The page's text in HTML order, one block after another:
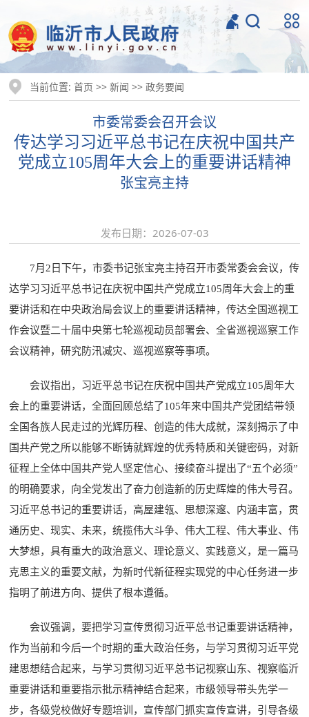
当前位置:首页 >>新闻 >>政务要闻
市委常委会召开会议
传达学习习近平总书记在庆祝中国共产
党成立105周年大会上的重要讲话精神
张宝亮主持
发布日期：2026-07-03
7月2日下午，市委书记张宝亮主持召开市委常委会会议，传
达学习习近平总书记在庆祝中国共产党成立105周年大会上的重
要讲话和在中央政治局会议上的重要讲话精神，传达全国巡视工
作会议暨二十届中央第七轮巡视动员部署会、全省巡视巡察工作
会议精神，研究防汛减灾、巡视巡察等事项。
会议指出，习近平总书记在庆祝中国共产党成立105周年大
会上的重要讲话，全面回顾总结了105年来中国共产党团结带领
全国各族人民走过的光辉历程、创造的伟大成就，深刻揭示了中
国共产党之所以能够不断铸就辉煌的优秀特质和关键密码，对新
征程上全体中国共产党人坚定信心、接续奋斗提出了“五个必须”
的明确要求，向全党发出了奋力创造新的历史辉煌的伟大号召。
习近平总书记的重要讲话，高屋建瓴、思想深邃、内涵丰富，贯
通历史、现实、未来，统揽伟大斗争、伟大工程、伟大事业、伟
大梦想，具有重大的政治意义、理论意义、实践意义，是一篇马
克思主义的重要文献，为新时代新征程实现党的中心任务进一步
指明了前进方向、提供了根本遵循。
会议强调，要把学习宣传贯彻习近平总书记重要讲话精神，
作为当前和今后一个时期的重大政治任务，与学习贯彻习近平党
建思想结合起来，与学习贯彻习近平总书记视察山东、视察临沂
重要讲话和重要指示批示精神结合起来，市级领导带头先学一
步，各级党校做好专题培训，宣传部门抓实宣传宣讲，引导各级